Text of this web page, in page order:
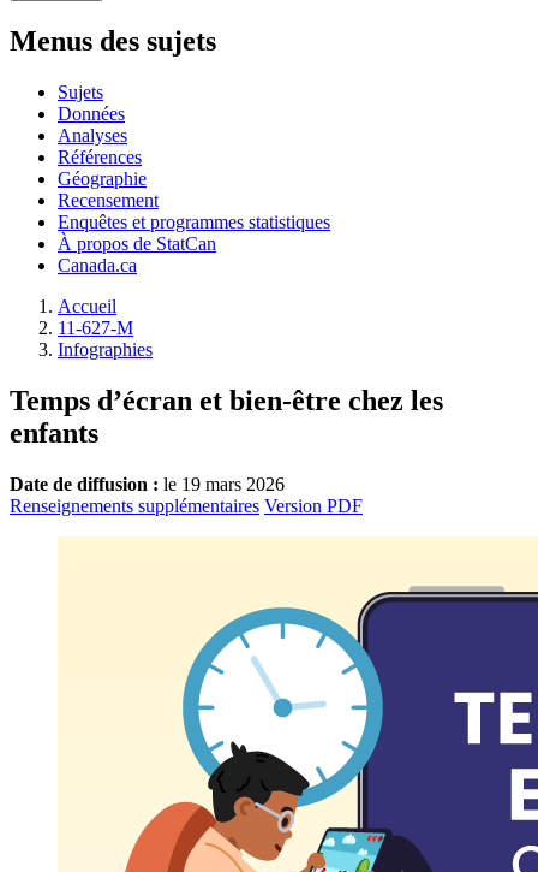
Menus des sujets
Sujets
Données
Analyses
Références
Géographie
Recensement
Enquêtes et programmes statistiques
À propos de StatCan
Canada.ca
Accueil
11-627-M
Infographies
Temps d’écran et bien-être chez les
enfants
Date de diffusion : le 19 mars 2026
Renseignements supplémentaires Version PDF